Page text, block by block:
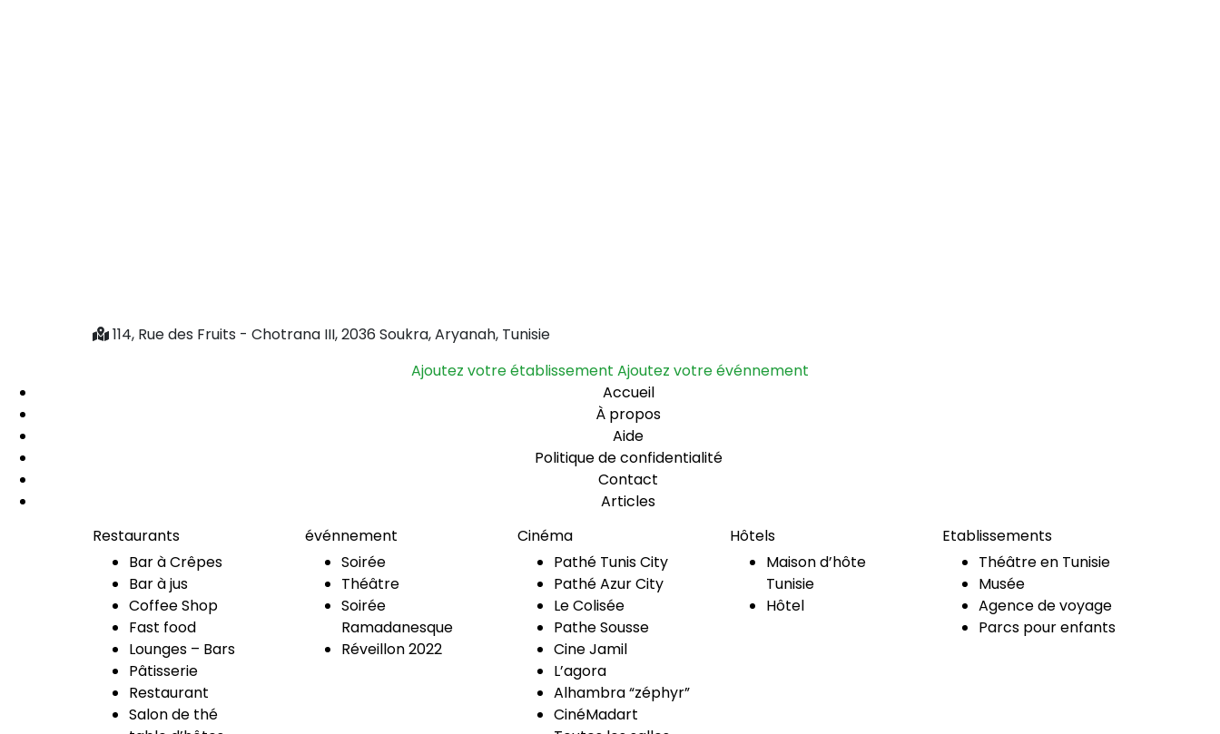
114, Rue des Fruits - Chotrana III, 2036 Soukra, Aryanah, Tunisie
Ajoutez votre établissement Ajoutez votre événnement
Accueil
À propos
Aide
Politique de confidentialité
Contact
Articles
Restaurants
Bar à Crêpes
Bar à jus
Coffee Shop
Fast food
Lounges – Bars
Pâtisserie
Restaurant
Salon de thé
événnement
Soirée
Théâtre
Soirée
Ramadanesque
Réveillon 2022
Cinéma
Pathé Tunis City
Pathé Azur City
Le Colisée
Pathe Sousse
Cine Jamil
L’agora
Alhambra “zéphyr”
CinéMadart
Hôtels
Maison d’hôte
Tunisie
Hôtel
Etablissements
Théâtre en Tunisie
Musée
Agence de voyage
Parcs pour enfants